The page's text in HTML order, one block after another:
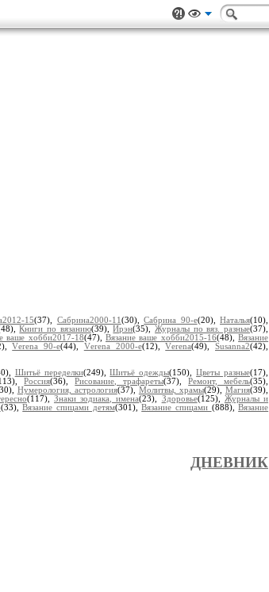
15(37), Сaбринa2000-11 (30),Сaбринa 90-е(20),Наталья(10),
Книги по вязанию(39),Ирэн(35),Журналы по вяз. разные(37),
ваше хобби2017-18(47),Вязание ваше хобби2015-16(48),Вязание
Vеrеnа 90-е(44), Vеrеnа 2000-е(12),Vеrеnа(49), Susanna2(42),
Шитьё переделки(249),Шитьё одежды(150),Цветы разные(17),
Россия(36),Рисование, трафареты(37),Ремонт, мебель(35),
Нумерология, астрология(37), Молитвы, храмы(29),Магия(39),
(117), Знаки зодиака, имена(23), Здоровье(125), Журналы и
(33),Вязание спицами детям(301),Вязание спицами (888),Вязание
ДНЕВНИК